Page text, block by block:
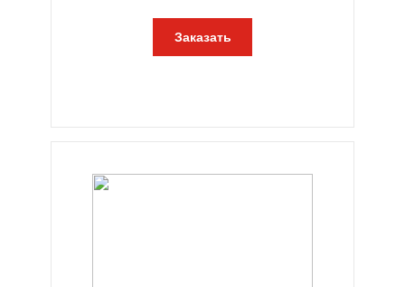
Заказать